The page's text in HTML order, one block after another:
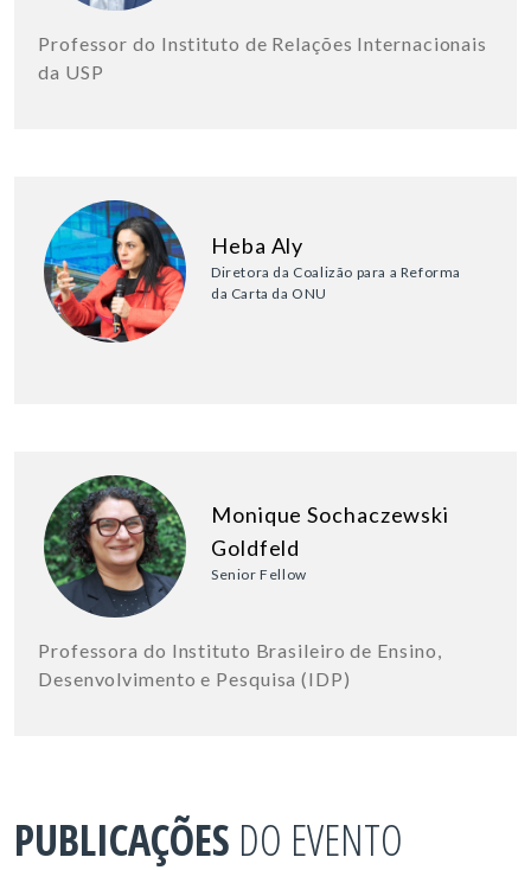
Professor do Instituto de Relações Internacionais
da USP
Heba Aly
Diretora da Coalizão para a Reforma
da Carta da ONU
Monique Sochaczewski
Goldfeld
Senior Fellow
Professora do Instituto Brasileiro de Ensino,
Desenvolvimento e Pesquisa (IDP)
PUBLICAÇÕES DO EVENTO